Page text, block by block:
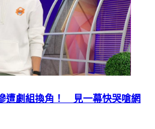
遭劇組換角！ 見一幕快哭嗆網